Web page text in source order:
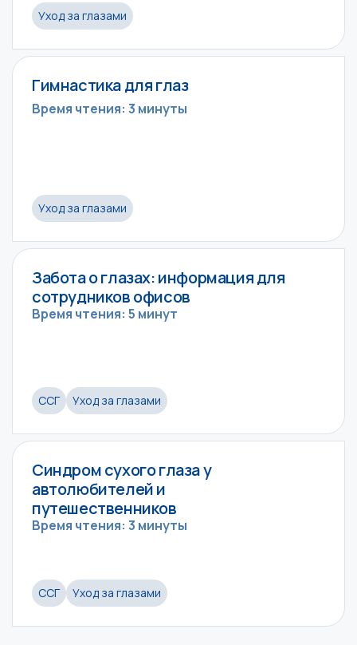
Уход за глазами
Гимнастика для глаз
Время чтения: 3 минуты
Уход за глазами
Забота о глазах: информация для
сотрудников офисов
Время чтения: 5 минут
ССГ Уход за глазами
Синдром сухого глаза у
автолюбителей и
путешественников
Время чтения: 3 минуты
ССГ Уход за глазами